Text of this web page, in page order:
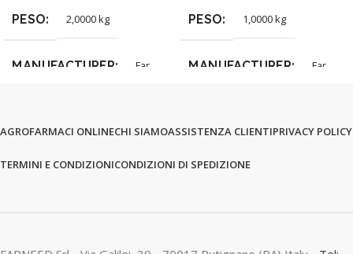
PESO 2,0000 kg
MANUFACTURER Far
PESO 1,0000 kg
MANUFACTURER Far
AGROFARMACI ONLINECHI SIAMOASSISTENZA CLIENTIPRIVACY POLICY
TERMINI E CONDIZIONICONDIZIONI DI SPEDIZIONE